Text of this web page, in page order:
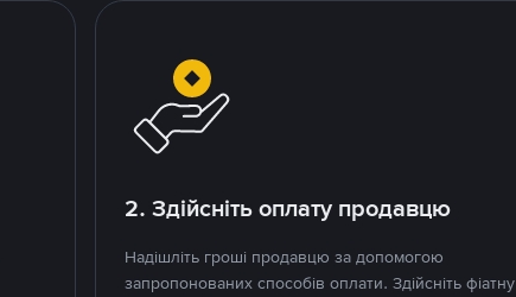
2. Здійсніть оплату продавцю
Надішліть гроші продавцю за допомогою
запропонованих способів оплати. Здійсніть фіатну